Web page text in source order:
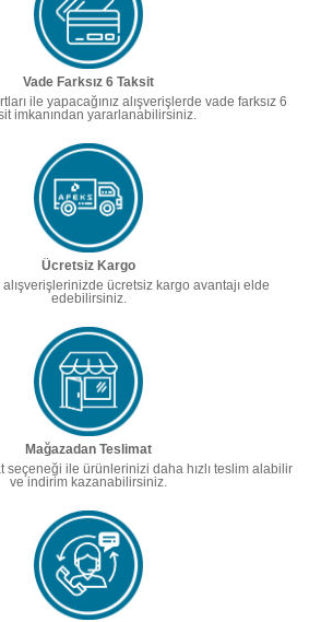
Vade Farksız 6 Taksit
ile yapacağınız alışverişlerde vade farksız 6
imkanından yararlanabilirsiniz.
Ücretsiz Kargo
ücretsiz kargo avantajı elde
edebilirsiniz.
Mağazadan Teslimat
seçeneği ile ürünlerinizi daha hızlı teslim alabilir
ve indirim kazanabilirsiniz.